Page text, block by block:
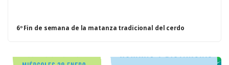
6º Fin de semana de la matanza tradicional del cerdo